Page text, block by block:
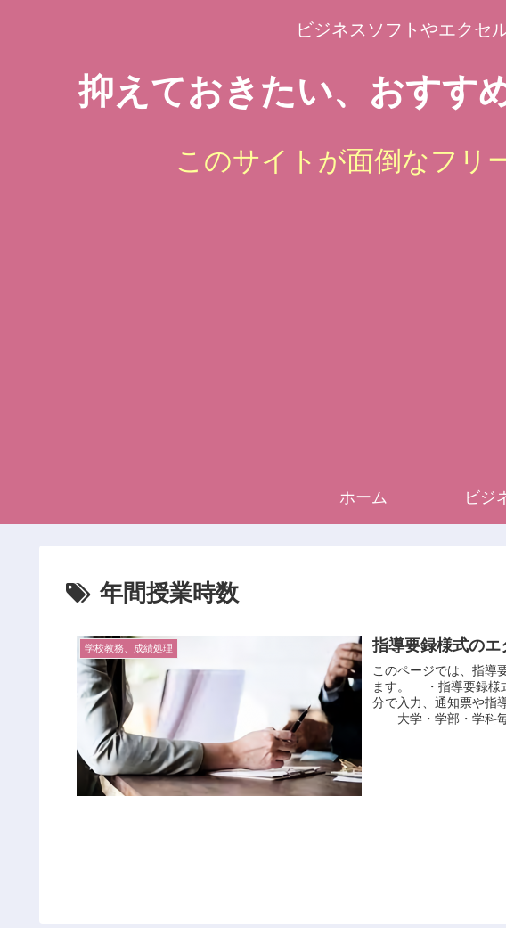
ビジネスソフトやエクセ
抑えておきたい、おすす
このサイトが面倒なフリ
ホーム ビジ
年間授業時数
学校教務、成績処理 指導要録様式のエ
このページでは、指導
ます。 ・指導要録
分で入力、通知票や指
大学・学部・学科毎